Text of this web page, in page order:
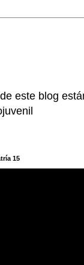
este blog
15